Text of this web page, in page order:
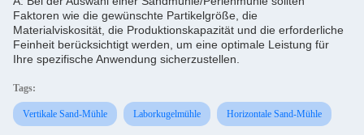
Faktoren wie die gewünschte Partikelgröße, die
Materialviskosität, die Produktionskapazität und die erforderliche
Feinheit berücksichtigt werden, um eine optimale Leistung für
Ihre spezifische Anwendung sicherzustellen.
Tags:
Vertikale Sand-Mühle Laborkugelmühle Horizontale Sand-Mühle